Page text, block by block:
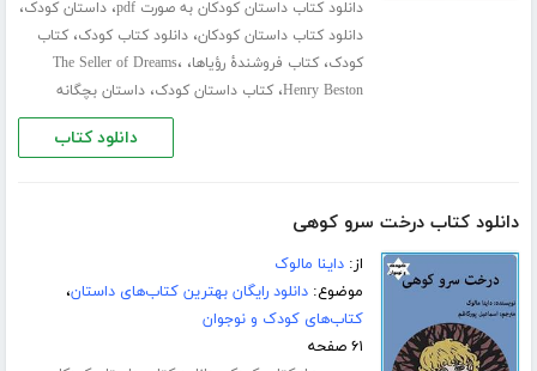
دانلود کتاب داستان کودکان به صورت pdf ،داستان کودک،
دانلود کتاب داستان کودکان،دانلود کتاب کودک،کتاب
کودک،کتاب فروشندۀ رؤیاها، The Seller of Dreams،
Henry Beston،کتاب داستان کودک،داستان بچگانه
دانلود کتاب
دانلود کتاب درخت سرو کوهی
از:داینا مالوک
موضوع:دانلود رایگان بهترین کتاب‌های داستان،
کتاب‌های کودک و نوجوان
۶۱ صفحه